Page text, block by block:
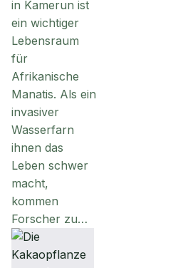
in Kamerun ist
ein wichtiger
Lebensraum
für
Afrikanische
Manatis. Als ein
invasiver
Wasserfarn
ihnen das
Leben schwer
macht,
kommen
Forscher zu…